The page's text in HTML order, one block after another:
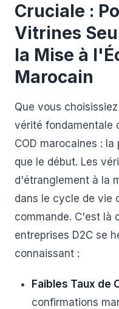
Cruciale :
Vitrines
la Mise à
Marocain
Que vous
vérité fondamentale
COD marocaines :
que le début. Les
d'étranglement à la
dans le cycle de vie
commande. C'est là
entreprises D2C se
connaissant :
Faibles Taux de
confirmations